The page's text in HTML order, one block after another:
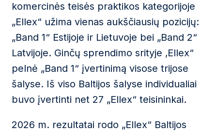
komercinės teisės praktikos kategorijoje
„Ellex“ užima vienas aukščiausių pozicijų:
„Band 1“ Estijoje ir Lietuvoje bei „Band 2“
Latvijoje. Ginčų sprendimo srityje ‚Ellex“
pelnė „Band 1“ įvertinimą visose trijose
šalyse. Iš viso Baltijos šalyse individualiai
buvo įvertinti net 27 „Ellex“ teisininkai.
2026 m. rezultatai rodo „Ellex“ Baltijos